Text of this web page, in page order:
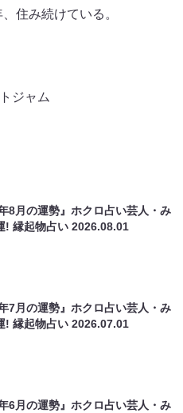
住み続けている。
ジャム
8月の運勢』ホクロ占い芸人・み
! 縁起物占い2026.08.01
7月の運勢』ホクロ占い芸人・み
! 縁起物占い2026.07.01
6月の運勢』ホクロ占い芸人・み